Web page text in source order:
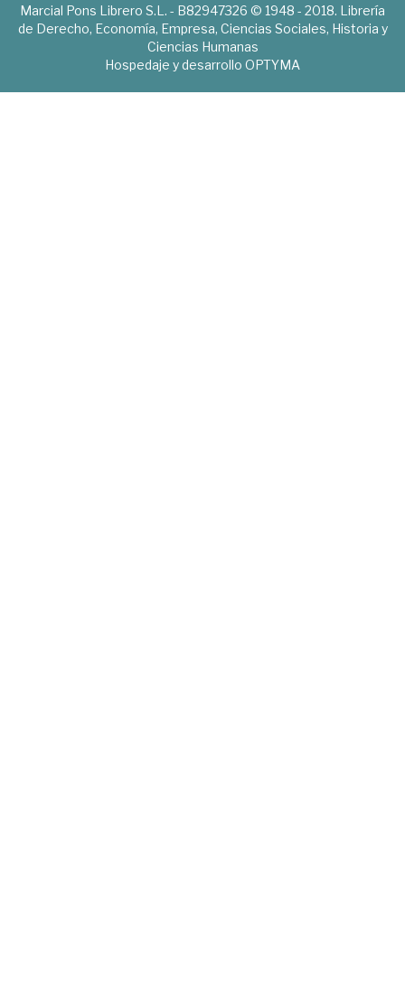
Marcial Pons Librero S.L. - B82947326 © 1948 - 2018. Librería
de Derecho, Economía, Empresa, Ciencias Sociales, Historia y
Ciencias Humanas
Hospedaje y desarrollo OPTYMA